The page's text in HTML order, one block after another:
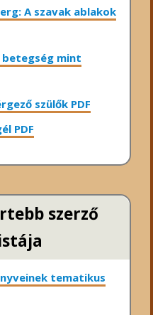
A szavak ablakok
betegség mint
szülők PDF
PDF
szerző
tematikus